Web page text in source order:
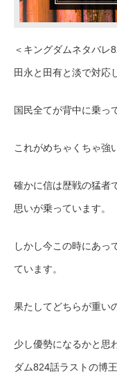
＜キングダムネタバレ
田永と田有と淡で対応
国民全てが背中に乗っ
これがめちゃくちゃ強
確かに信は歴戦の猛者
思いが乗っています。
しかし今この時にあっ
ています。
果たしてどちらが重い
少し優勢になるかと思
ダム824話ラストの博